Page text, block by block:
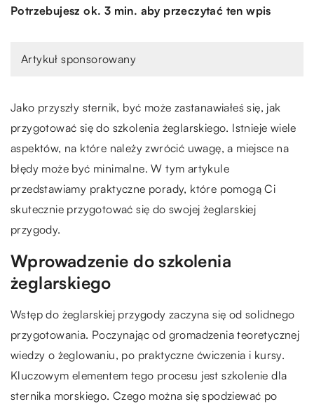
Potrzebujesz ok. 3 min. aby przeczytać ten wpis
Artykuł sponsorowany
Jako przyszły sternik, być może zastanawiałeś się, jak
przygotować się do szkolenia żeglarskiego. Istnieje wiele
aspektów, na które należy zwrócić uwagę, a miejsce na
błędy może być minimalne. W tym artykule
przedstawiamy praktyczne porady, które pomogą Ci
skutecznie przygotować się do swojej żeglarskiej
przygody.
Wprowadzenie do szkolenia
żeglarskiego
Wstęp do żeglarskiej przygody zaczyna się od solidnego
przygotowania. Poczynając od gromadzenia teoretycznej
wiedzy o żeglowaniu, po praktyczne ćwiczenia i kursy.
Kluczowym elementem tego procesu jest szkolenie dla
sternika morskiego. Czego można się spodziewać po